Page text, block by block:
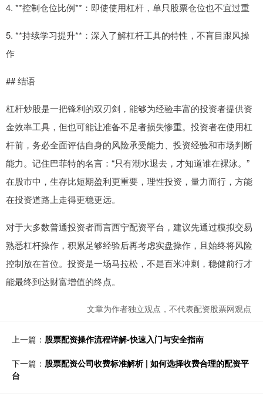
4. **控制仓位比例**：即使使用杠杆，单只股票仓位也不宜过重
5. **持续学习提升**：深入了解杠杆工具的特性，不盲目跟风操
作
## 结语
杠杆炒股是一把锋利的双刃剑，能够为经验丰富的投资者提供资
金效率工具，但也可能让准备不足者损失惨重。投资者在使用杠
杆前，务必全面评估自身的风险承受能力、投资经验和市场判断
能力。记住巴菲特的名言：“只有潮水退去，才知道谁在裸泳。”
在股市中，生存比短期盈利更重要，理性投资，量力而行，方能
在投资道路上走得更稳更远。
对于大多数普通投资者而言西宁配资平台，建议先通过模拟交易
熟悉杠杆操作，积累足够经验后再考虑实盘操作，且始终将风险
控制放在首位。投资是一场马拉松，不是百米冲刺，稳健前行才
能最终到达财富增值的终点。
文章为作者独立观点，不代表配资股票网观点
上一篇： 股票配资操作流程详解-快速入门与安全指南
下一篇： 股票配资公司收费标准解析 | 如何选择收费合理的配资平
台